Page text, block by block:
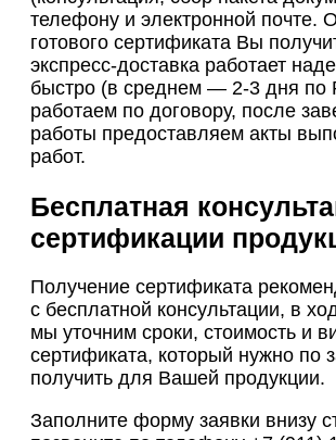
телефону и электронной почте.
готового сертификата Вы
экспресс-доставка работает
быстро (в среднем — 2-3 дня по
работаем по договору, после
работы предоставляем акты
работ.
Бесплатная
сертификации
Получение сертификата
с бесплатной консультации, в
мы уточним сроки, стоимость и
сертификата, который нужно по
получить для Вашей продукции.
Заполните форму заявки внизу